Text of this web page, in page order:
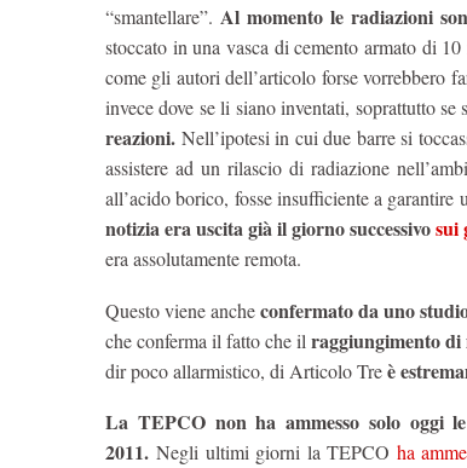
“smantellare”. Al momento le radiazioni
stoccato in una vasca di cemento armato di
come gli autori dell’articolo forse vorrebbero
invece dove se li siano inventati, soprattutto
reazioni. Nell’ipotesi in cui due barre si
assistere ad un rilascio di radiazione
all’acido borico, fosse insufficiente a
notizia era uscita già il giorno successivosui
era assolutamente remota.
Questo viene ancheconfermato da uno
che conferma il fatto che il raggiungimento di
dir poco allarmistico, di Articolo Treè
La TEPCO non ha ammesso solo oggi
2011.Negli ultimi giorni la TEPCO ha